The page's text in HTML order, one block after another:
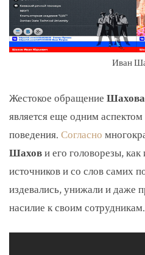
Иван
Жестокое обращение Шахова
является еще одним
поведения. Согласно
Шахови его головорезы,
источников и со слов самих
издевались, унижали и даже
насилие к своим сотрудникам.